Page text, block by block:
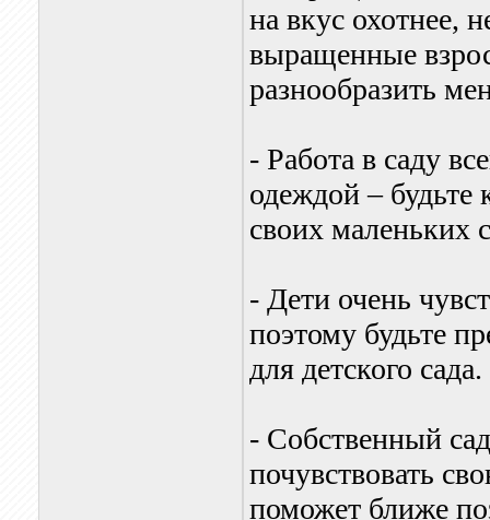
на вкус охотнее,
выращенные
разнообразить
- Работа в саду
одеждой – будьте
своих маленьких
- Дети очень
поэтому будьте
для детского сада.
- Собственный
почувствовать
поможет ближе